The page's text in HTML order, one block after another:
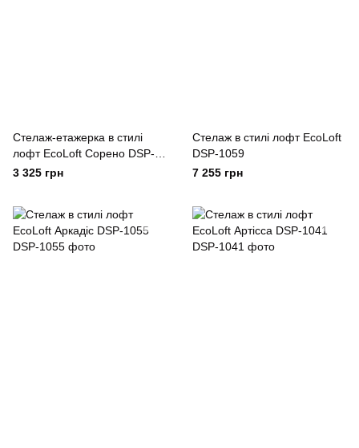
Стелаж-етажерка в стилі
лофт EcoLoft Сорено DSP-
1513
3 325 грн
Стелаж в стилі лофт EcoLoft
DSP-1059
7 255 грн